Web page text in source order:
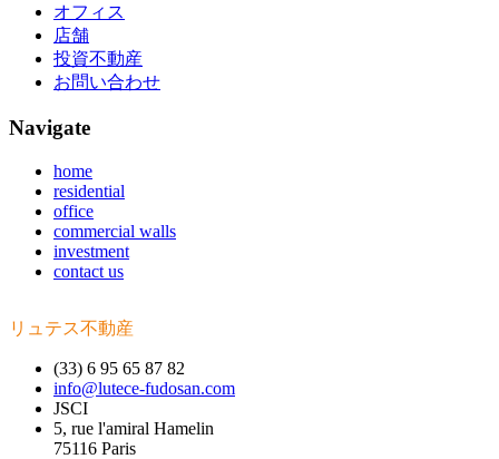
オフィス
店舗
投資不動産
お問い合わせ
Navigate
home
residential
office
commercial walls
investment
contact us
リュテス不動産
(33) 6 95 65 87 82
info@lutece-fudosan.com
JSCI
5, rue l'amiral Hamelin
75116 Paris